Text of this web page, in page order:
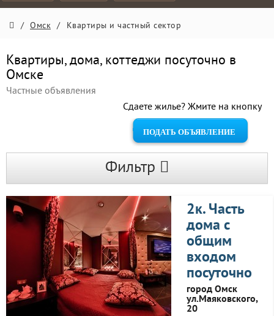
/ Омск / Квартиры и частный сектор
Квартиры, дома, коттеджи посуточно в
Омске
Частные объявления
Сдаете жилье? Жмите на кнопку
ПОДАТЬ ОБЪЯВЛЕНИЕ
Фильтр
2к. Часть
дома с
общим
входом
посуточно
город Омск
ул.Маяковского,
20